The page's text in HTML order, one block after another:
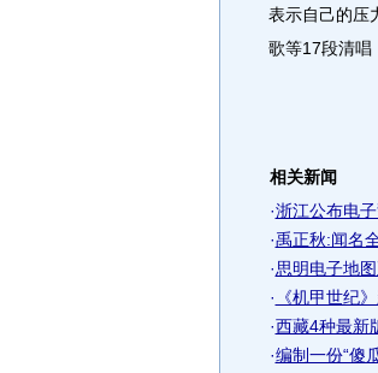
表示自己的压
歌等17段清唱
相关新闻
·浙江公布电
·禹正秋:闻名
·思明电子地
· 《机甲世纪
·西藏4种最新
·编制一份“傻